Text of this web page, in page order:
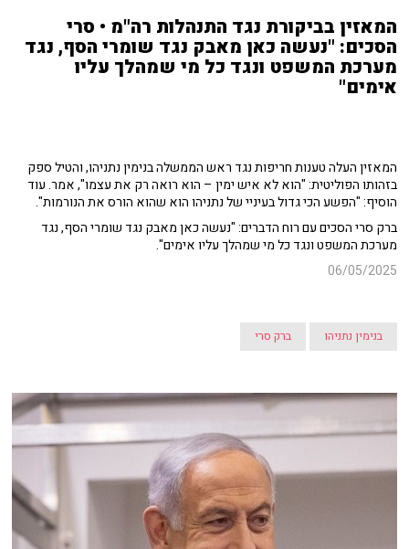
המאזין בביקורת נגד התנהלות רה"מ • סרי
הסכים: "נעשה כאן מאבק נגד שומרי הסף, נגד
מערכת המשפט ונגד כל מי שמהלך עליו
אימים"
המאזין העלה טענות חריפות נגד ראש הממשלה בנימין נתניהו, והטיל ספק
בזהותו הפוליטית: "הוא לא איש ימין – הוא רואה רק את עצמו", אמר. עוד
הוסיף: "הפשע הכי גדול בעיניי של נתניהו הוא שהוא הורס את הנורמות".
ברק סרי הסכים עם רוח הדברים: "נעשה כאן מאבק נגד שומרי הסף, נגד
מערכת המשפט ונגד כל מי שמהלך עליו אימים".
06/05/2025
בנימין נתניהו ברק סרי